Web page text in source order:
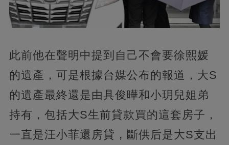
此前他在聲明中提到自己不會要徐熙媛
的遺產，可是根據台媒公布的報道，大S
的遺產最終還是由具俊曄和小玥兒姐弟
持有，包括大S生前貸款買的這套房子，
一直是汪小菲還房貸，斷供后是大S支出